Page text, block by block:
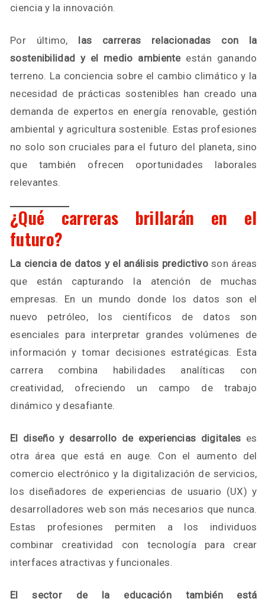
ciencia y la innovación.
Por último, las carreras relacionadas con la
sostenibilidad y el medio ambienteestán ganando
terreno. La conciencia sobre el cambio climático y la
necesidad de prácticas sostenibles han creado una
demanda de expertos en energía renovable, gestión
ambiental y agricultura sostenible. Estas profesiones
no solo son cruciales para el futuro del planeta, sino
que también ofrecen oportunidades laborales
relevantes.
¿Qué carreras brillarán en el
futuro?
La ciencia de datos y el análisis predictivoson áreas
que están capturando la atención de muchas
empresas. En un mundo donde los datos son el
nuevo petróleo, los científicos de datos son
esenciales para interpretar grandes volúmenes de
información y tomar decisiones estratégicas. Esta
carrera combina habilidades analíticas con
creatividad, ofreciendo un campo de trabajo
dinámico y desafiante.
El diseño y desarrollo de experiencias digitales es
otra área que está en auge. Con el aumento del
comercio electrónico y la digitalización de servicios,
los diseñadores de experiencias de usuario (UX) y
desarrolladores web son más necesarios que nunca.
Estas profesiones permiten a los individuos
combinar creatividad con tecnología para crear
interfaces atractivas y funcionales.
El sector de la educación también está